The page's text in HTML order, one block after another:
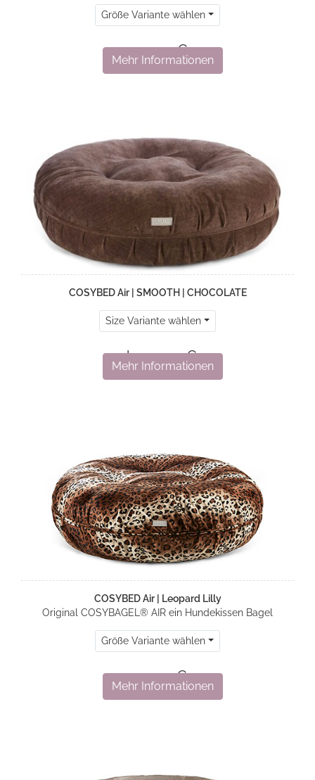
Größe Variante wählen
499,00 €
Mehr Informationen
COSYBED Air | SMOOTH | CHOCOLATE
Size Variante wählen
ab 329,00 €
Mehr Informationen
COSYBED Air | Leopard Lilly
Original COSYBAGEL® AIR ein Hundekissen Bagel
Größe Variante wählen
320,00 €
Mehr Informationen